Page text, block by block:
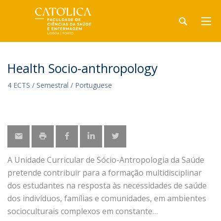
Health Socio-anthropology
4 ECTS / Semestral / Portuguese
A Unidade Curricular de Sócio-Antropologia da Saúde
pretende contribuir para a formação multidisciplinar
dos estudantes na resposta às necessidades de saúde
dos indivíduos, famílias e comunidades, em ambientes
socioculturais complexos em constante